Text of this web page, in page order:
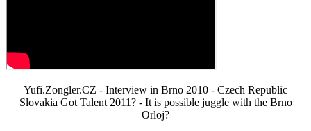
Yufi.Zongler.CZ - Interview in Brno 2010 - Czech Republic
Slovakia Got Talent 2011? - It is possible juggle with the Brno
Orloj?